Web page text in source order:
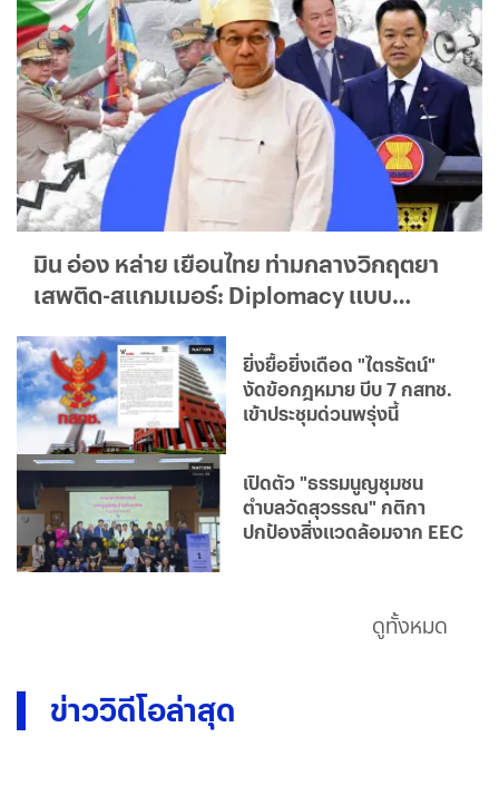
มิน อ่อง หล่าย เยือนไทย ท่ามกลางวิกฤตยา
เสพติด-สแกมเมอร์: Diplomacy แบบ
ยิ่งยื้อยิ่งเดือด "ไตรรัตน์"
งัดข้อกฎหมาย บีบ 7 กสทช.
เข้าประชุมด่วนพรุ่งนี้
เปิดตัว "ธรรมนูญชุมชน
ตำบลวัดสุวรรณ" กติกา
ปกป้องสิ่งแวดล้อมจาก EEC
ดูทั้งหมด
ข่าววิดีโอล่าสุด